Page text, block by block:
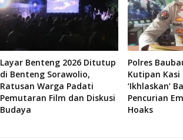
Layar Benteng 2026 Ditutup
di Benteng Sorawolio,
Ratusan Warga Padati
Pemutaran Film dan Diskusi
Budaya
Polres
Kutipan Kasi
‘Ikhlaskan’
Pencurian
Hoaks